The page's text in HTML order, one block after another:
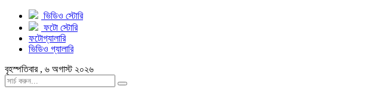
ভিডিও স্টোরি
ফটো স্টোরি
ফটোগ্যালারি
ভিডিও গ্যালারি
বৃহস্পতিবার , ৬ অগাস্ট ২০২৬